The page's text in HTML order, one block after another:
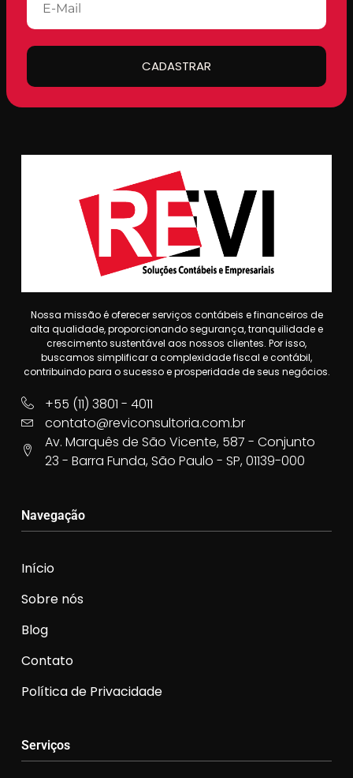
CADASTRAR
Nossa missão é oferecer serviços contábeis e financeiros de
alta qualidade, proporcionando segurança, tranquilidade e
crescimento sustentável aos nossos clientes. Por isso,
buscamos simplificar a complexidade fiscal e contábil,
contribuindo para o sucesso e prosperidade de seus negócios.
+55 (11) 3801 - 4011
contato@reviconsultoria.com.br
Av. Marquês de São Vicente, 587 - Conjunto
23 - Barra Funda, São Paulo - SP, 01139-000
Navegação
Início
Sobre nós
Blog
Contato
Política de Privacidade
Serviços